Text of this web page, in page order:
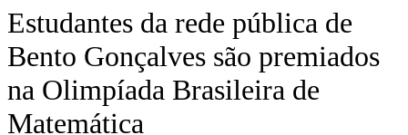
Estudantes da rede pública de
Bento Gonçalves são premiados
na Olimpíada Brasileira de
Matemática